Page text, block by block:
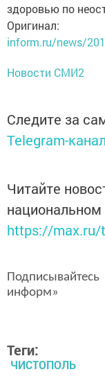
здоровью по
inform.ru/news/
Новости СМИ2
Следите за
Telegram-
Читайте
https://max.ru/
информ»
Теги:
ЧИСТОПОЛЬ